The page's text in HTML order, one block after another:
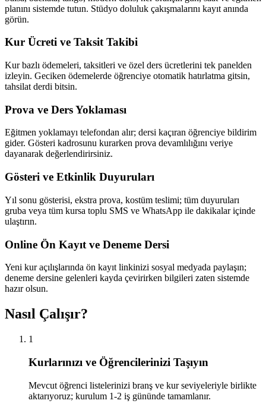
planını sistemde tutun. Stüdyo doluluk çakışmalarını kayıt anında
görün.
Kur Ücreti ve Taksit Takibi
Kur bazlı ödemeleri, taksitleri ve özel ders ücretlerini tek panelden
izleyin. Geciken ödemelerde öğrenciye otomatik hatırlatma gitsin,
tahsilat derdi bitsin.
Prova ve Ders Yoklaması
Eğitmen yoklamayı telefondan alır; dersi kaçıran öğrenciye bildirim
gider. Gösteri kadrosunu kurarken prova devamlılığını veriye
dayanarak değerlendirirsiniz.
Gösteri ve Etkinlik Duyuruları
Yıl sonu gösterisi, ekstra prova, kostüm teslimi; tüm duyuruları
gruba veya tüm kursa toplu SMS ve WhatsApp ile dakikalar içinde
ulaştırın.
Online Ön Kayıt ve Deneme Dersi
Yeni kur açılışlarında ön kayıt linkinizi sosyal medyada paylaşın;
deneme dersine gelenleri kayda çevirirken bilgileri zaten sistemde
hazır olsun.
Nasıl Çalışır?
1
Kurlarınızı ve Öğrencilerinizi Taşıyın
Mevcut öğrenci listelerinizi branş ve kur seviyeleriyle birlikte
aktarıyoruz; kurulum 1-2 iş gününde tamamlanır.